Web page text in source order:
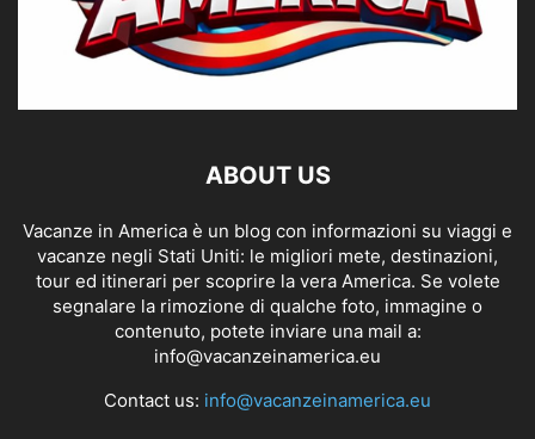
ABOUT US
Vacanze in America è un blog con informazioni su viaggi e
vacanze negli Stati Uniti: le migliori mete, destinazioni,
tour ed itinerari per scoprire la vera America. Se volete
segnalare la rimozione di qualche foto, immagine o
contenuto, potete inviare una mail a:
info@vacanzeinamerica.eu
Contact us: info@vacanzeinamerica.eu